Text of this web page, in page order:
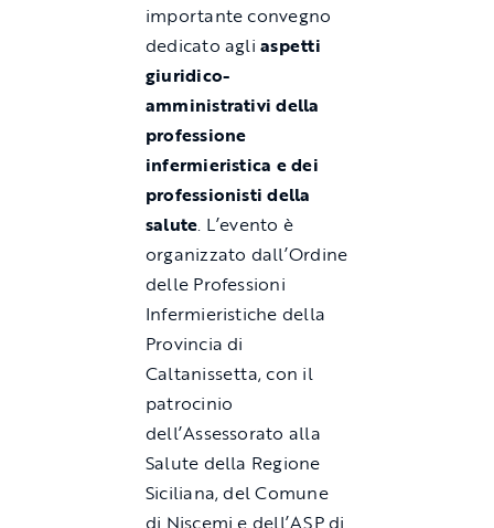
importante convegno
dedicato agliaspetti
giuridico-
amministrativi della
professione
infermieristica e dei
professionisti della
salute. L’evento è
organizzato dall’Ordine
delle Professioni
Infermieristiche della
Provincia di
Caltanissetta, con il
patrocinio
dell’Assessorato alla
Salute della Regione
Siciliana, del Comune
di Niscemi e dell’ASP di